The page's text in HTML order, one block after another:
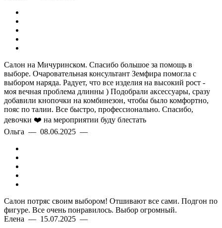
Салон на Мичуринском. Спасибо большое за помощь в
выборе. Очаровательная консультант Земфира помогла с
выбором наряда. Радует, что все изделия на высокий рост -
моя вечная проблема длинны ) Подобрали аксессуары, сразу
добавили кнопочки на комбинезон, чтобы было комфортно,
пояс по талии. Все быстро, профессионально. Спасибо,
девочки ❤️ на мероприятии буду блестать
Ольга — 08.06.2025 —
Салон потряс своим выбором! Отшивают все сами. Подгон по
фигуре. Все очень понравилось. Выбор огромный.
Елена — 15.07.2025 —